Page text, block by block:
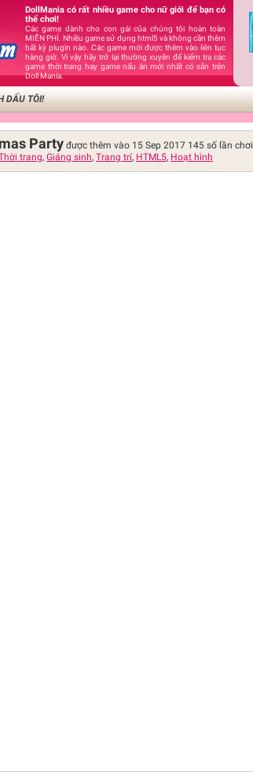
DollMania có rất nhiều game cho nữ giới để bạn có
thể chơi!
Các game dành cho con gái của chúng tôi hoàn toàn
MIỄN PHÍ. Nhiều game sử dụng html5 và không cần thêm
bất kỳ plugin nào. Các game mới được thêm vào liên tục
hàng giờ. Vì vậy hãy trở lại thường xuyên để kiểm tra các
game thời trang hay game nấu ăn mới nhất có sẵn trên
Doll Mania.
DẤU TÔI!
Party được thêm vào 15 Sep 2017 145 số lần chơi
trang, Giáng sinh, Trang trí, HTML5, Hoạt hình